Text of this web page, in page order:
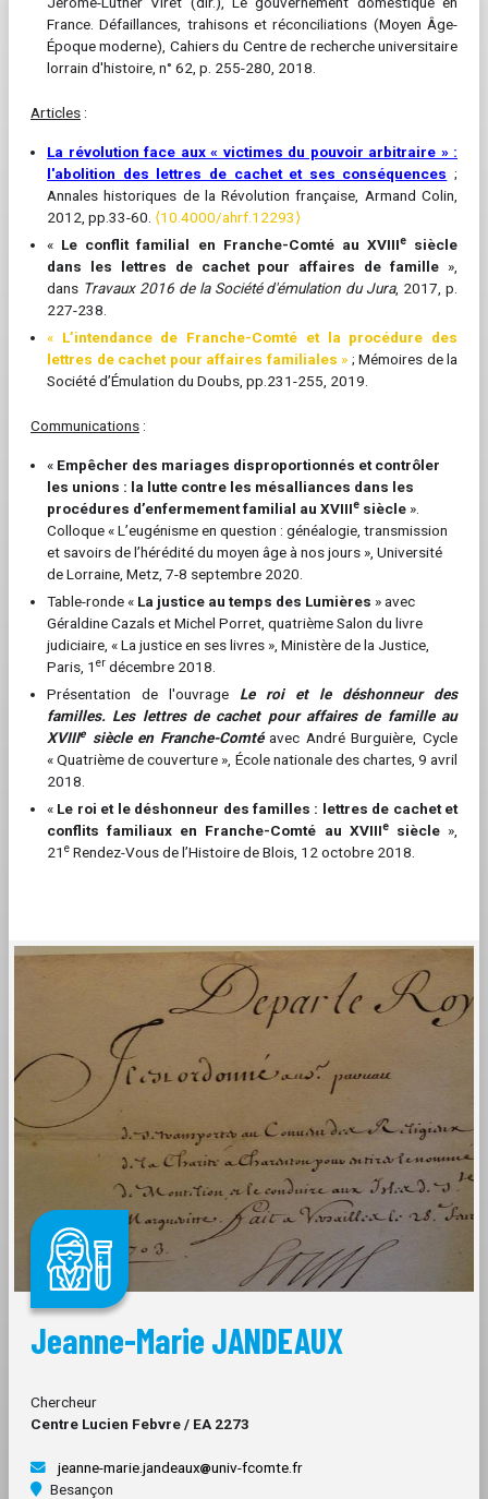
France. Défaillances, trahisons et réconciliations (Moyen Âge-
Époque moderne), Cahiers du Centre de recherche universitaire
lorrain d'histoire, n° 62, p. 255-280, 2018.
Articles :
La révolution face aux « victimes du pouvoir arbitraire » :
l'abolition des lettres de cachet et ses conséquences ;
Annales historiques de la Révolution française, Armand Colin,
2012, pp.33-60. ⟨10.4000/ahrf.12293⟩
« Le conflit familial en Franche-Comté au XVIIIesiècle
dans les lettres de cachet pour affaires de famille »,
dans Travaux 2016 de la Société d'émulation du Jura, 2017, p.
227-238.
« L’intendance de Franche-Comté et la procédure des
lettres de cachet pour affaires familiales » ; Mémoires de la
Société d’Émulation du Doubs, pp.231-255, 2019.
Communications :
« Empêcher des mariages disproportionnés et contrôler
les unions : la lutte contre les mésalliances dans les
procédures d’enfermement familial au XVIIIe siècle ».
Colloque « L’eugénisme en question : généalogie, transmission
et savoirs de l’hérédité du moyen âge à nos jours », Université
de Lorraine, Metz, 7-8 septembre 2020.
Table-ronde « La justice au temps des Lumières » avec
Géraldine Cazals et Michel Porret, quatrième Salon du livre
judiciaire, « La justice en ses livres », Ministère de la Justice,
Paris, 1 er décembre 2018.
Présentation de l'ouvrage Le roi et le déshonneur des
familles. Les lettres de cachet pour affaires de famille au
XVIIIe siècle en Franche-Comtéavec André Burguière, Cycle
« Quatrième de couverture », École nationale des chartes, 9 avril
2018.
« Le roi et le déshonneur des familles : lettres de cachet et
conflits familiaux en Franche-Comté au XVIIIesiècle»,
21 e Rendez-Vous de l’Histoire de Blois, 12 octobre 2018.
Jeanne-Marie JANDEAUX
Chercheur
Centre Lucien Febvre / EA 2273
jeanne-marie.jandeaux
univ-fcomte.fr
Besançon